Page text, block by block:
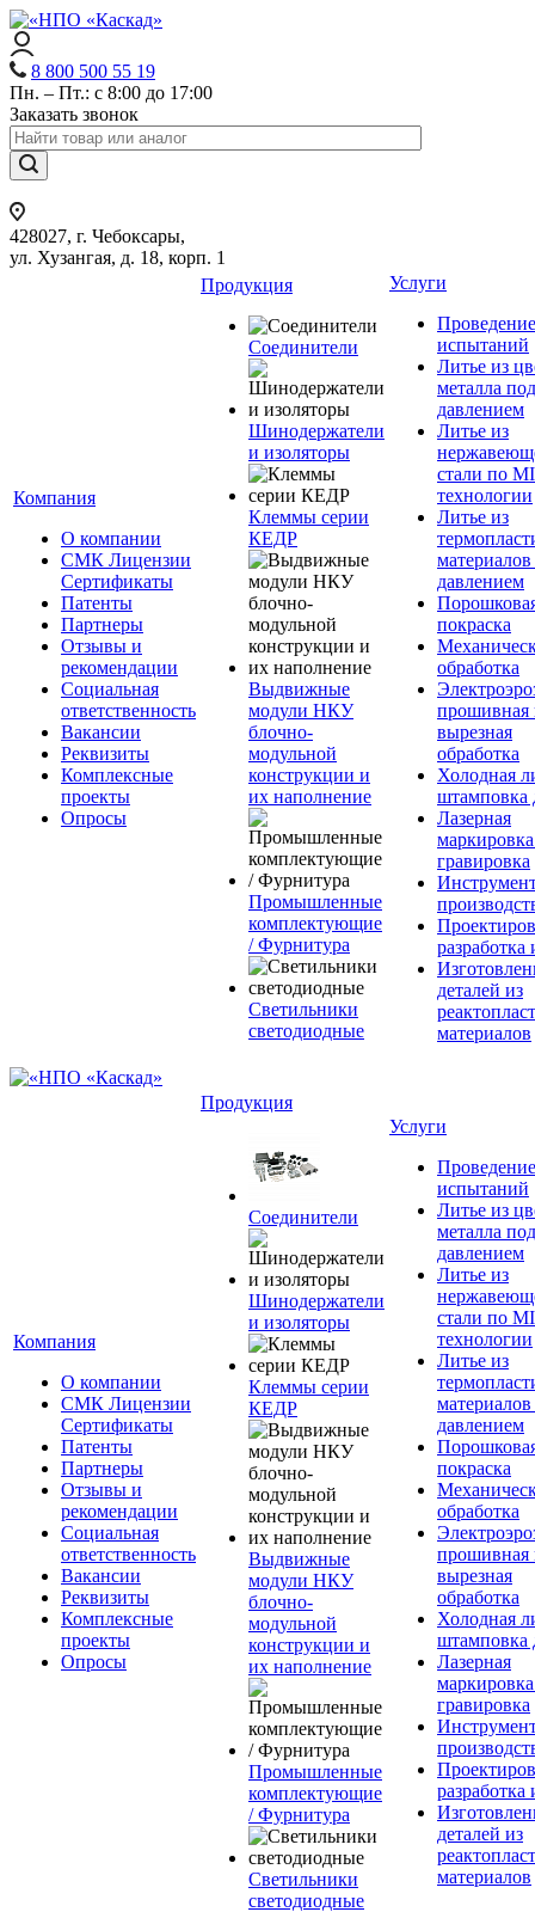
8 800 500 55 19
Пн. – Пт.: с 8:00 до 17:00
Заказать звонок
428027, г. Чебоксары,
ул. Хузангая, д. 18, корп. 1
Компания
О компании
СМК Лицензии
Сертификаты
Патенты
Партнеры
Отзывы и
рекомендации
Социальная
ответственность
Вакансии
Реквизиты
Комплексные
проекты
Опросы
Продукция
Соединители
Шинодержатели
и изоляторы
Клеммы серии
КЕДР
Выдвижные
модули НКУ
блочно-
модульной
конструкции и
их наполнение
Промышленные
комплектующие
/ Фурнитура
Светильники
светодиодные
Услуги
Проведение
испытаний
Литье из
металла под
давлением
Литье из
стали по
технологии
Литье из
давлением
покраска
обработка
прошивная
вырезная
обработка
Холодная
штамповка
Лазерная
гравировка
разработка
деталей из
материалов
Компания
О компании
СМК Лицензии
Сертификаты
Патенты
Партнеры
Отзывы и
рекомендации
Социальная
ответственность
Вакансии
Реквизиты
Комплексные
проекты
Опросы
Продукция
Соединители
Шинодержатели
и изоляторы
Клеммы серии
КЕДР
Выдвижные
модули НКУ
блочно-
модульной
конструкции и
их наполнение
Промышленные
комплектующие
/ Фурнитура
Светильники
светодиодные
Услуги
Проведение
испытаний
Литье из
металла под
давлением
Литье из
стали по
технологии
Литье из
давлением
покраска
обработка
прошивная
вырезная
обработка
Холодная
штамповка
Лазерная
гравировка
разработка
деталей из
материалов